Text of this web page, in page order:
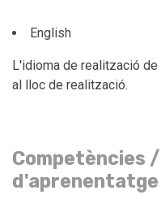
English
L'idioma de realització
al lloc de realització.
Competències
d'aprenentatge